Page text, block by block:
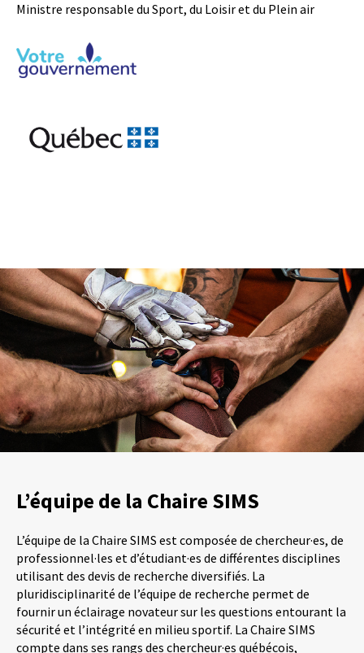
Ministre responsable du Sport, du Loisir et du Plein air
L’équipe de la Chaire SIMS
L’équipe de la Chaire SIMS est composée de chercheur·es, de
professionnel·les et d’étudiant·es de différentes disciplines
utilisant des devis de recherche diversifiés. La
pluridisciplinarité de l’équipe de recherche permet de
fournir un éclairage novateur sur les questions entourant la
sécurité et l’intégrité en milieu sportif. La Chaire SIMS
compte dans ses rangs des chercheur·es québécois,